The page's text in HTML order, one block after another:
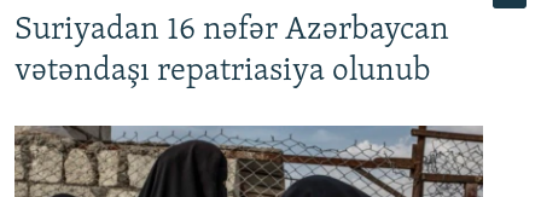
Suriyadan 16 nəfər Azərbaycan
vətəndaşı repatriasiya olunub